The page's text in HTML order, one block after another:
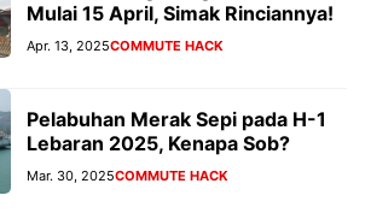
Mulai 15 April, Simak Rinciannya!
Apr. 13, 2025COMMUTE HACK
Pelabuhan Merak Sepi pada H-1
Lebaran 2025, Kenapa Sob?
Mar. 30, 2025COMMUTE HACK